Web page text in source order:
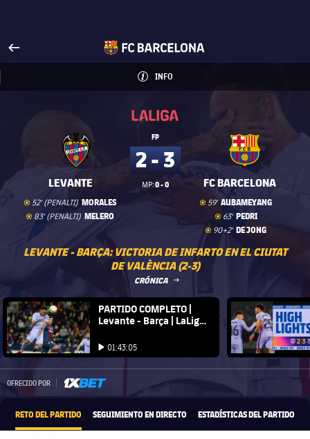
Visita FCBarcelona.es
arrow-right
fcbarcelona-with-name
INFO
INFORMACIÓN
INFO
La Liga
LEVANTE
Golgoal
52' (PENALTI) MORALES
Golgoal
83' (PENALTI) MELERO
FP
2 - 3
MP:0 - 0 FC BARCELONA
Golgoal
59' AUBAMEYANG
Golgoal
63' PEDRI
Golgoal
90+2' DE JONG
LEVANTE - BARÇA: VICTORIA DE INFARTO EN EL CIUTAT
DE VALÈNCIA (2-3)
CRÓNICA LABEL.ARIA.ARROWRIGHT
FC Barcelona club badge
Iniciar vídeo
PARTIDO COMPLETO |
Levante - Barça | LaLiga
Iniciar vídeo
01:43:05
FC
Iniciar vídeo
OFRECIDO POR
RETO DEL PARTIDO SEGUIMIENTO EN DIRECTO ESTADÍSTICAS DEL PARTIDO